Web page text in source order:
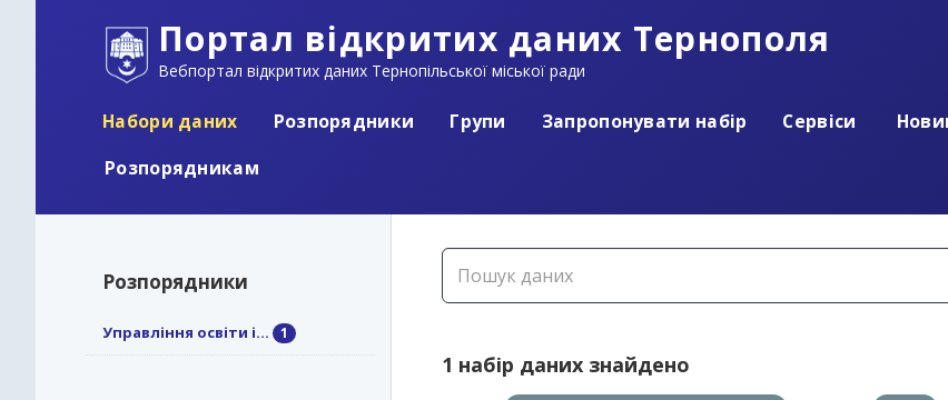
Портал відкритих даних Тернополя
Вебпортал відкритих даних Тернопільської міської ради
Набори даних Розпорядники Групи Запропонувати набір Сервіси
Розпорядникам
Розпорядники
Управління освіти і... 1
1 набір даних знайдено